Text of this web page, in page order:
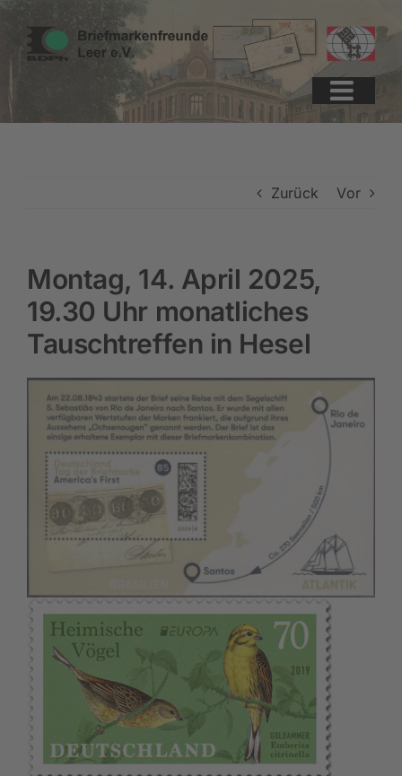
Zum
Inhalt
springen
Zur
Navigation
springen
Zum
Inhalt
springen
Zurück Vor
Montag, 14. April 2025,
19.30 Uhr monatliches
Tauschtreffen in Hesel